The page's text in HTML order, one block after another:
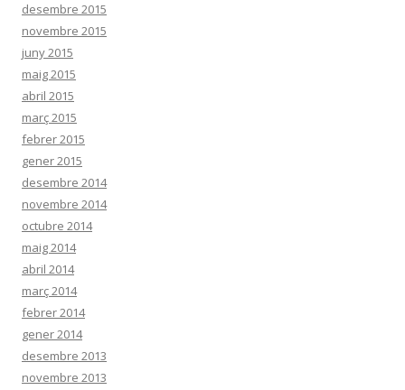
desembre 2015
novembre 2015
juny 2015
maig 2015
abril 2015
març 2015
febrer 2015
gener 2015
desembre 2014
novembre 2014
octubre 2014
maig 2014
abril 2014
març 2014
febrer 2014
gener 2014
desembre 2013
novembre 2013